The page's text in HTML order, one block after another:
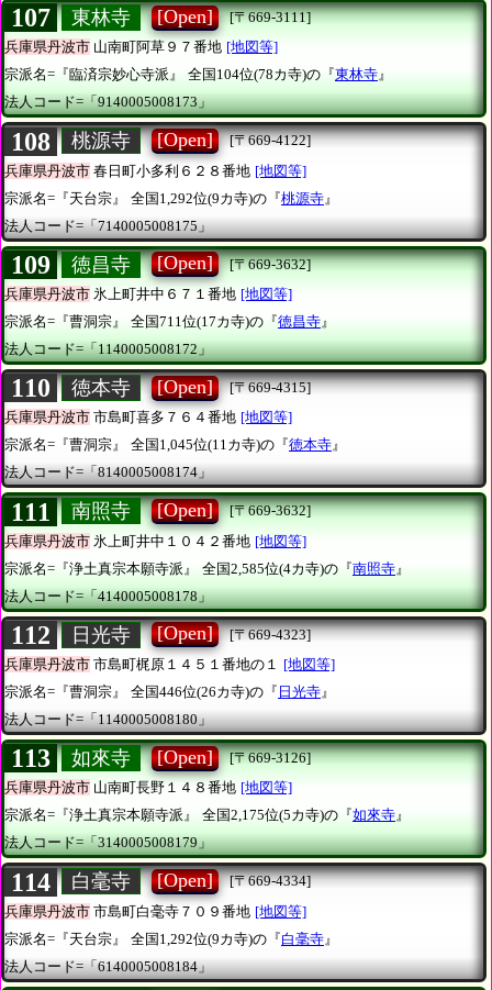
107 東林寺 [Open]
[〒669-3111]
兵庫県丹波市 山南町阿草９７番地 [地図等]
宗派名=『臨済宗妙心寺派』
全国104位(78カ寺)の『東林寺』
法人コード=「9140005008173」
108 桃源寺 [Open]
[〒669-4122]
兵庫県丹波市 春日町小多利６２８番地 [地図等]
宗派名=『天台宗』
全国1,292位(9カ寺)の『桃源寺 』
法人コード=「7140005008175」
109 徳昌寺 [Open]
[〒669-3632]
兵庫県丹波市 氷上町井中６７１番地 [地図等]
宗派名=『曹洞宗』
全国711位(17カ寺)の『徳昌寺』
法人コード=「1140005008172」
110 徳本寺 [Open]
[〒669-4315]
兵庫県丹波市 市島町喜多７６４番地 [地図等]
宗派名=『曹洞宗』
全国1,045位(11カ寺)の『徳本寺』
法人コード=「8140005008174」
111 南照寺 [Open]
[〒669-3632]
兵庫県丹波市 氷上町井中１０４２番地 [地図等]
宗派名=『浄土真宗本願寺派』
全国2,585位(4カ寺)の『南照寺 』
法人コード=「4140005008178」
112 日光寺 [Open]
[〒669-4323]
兵庫県丹波市 市島町梶原１４５１番地の１ [地図等]
宗派名=『曹洞宗』
全国446位(26カ寺)の『 日光寺』
法人コード=「1140005008180」
113 如來寺 [Open]
[〒669-3126]
兵庫県丹波市 山南町長野１４８番地 [地図等]
宗派名=『浄土真宗本願寺派』
全国2,175位(5カ寺)の『如來寺』
法人コード=「3140005008179」
114 白毫寺 [Open]
[〒669-4334]
兵庫県丹波市 市島町白毫寺７０９番地 [地図等]
宗派名=『天台宗』
全国1,292位(9カ寺)の『白毫寺 』
法人コード=「6140005008184」